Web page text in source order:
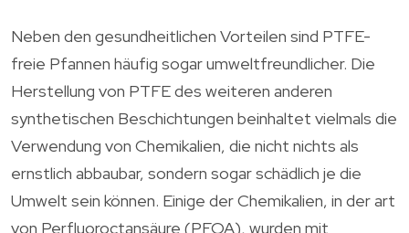
Neben den gesundheitlichen Vorteilen sind PTFE-
freie Pfannen häufig sogar umweltfreundlicher. Die
Herstellung von PTFE des weiteren anderen
synthetischen Beschichtungen beinhaltet vielmals die
Verwendung von Chemikalien, die nicht nichts als
ernstlich abbaubar, sondern sogar schädlich je die
Umwelt sein können. Einige der Chemikalien, in der art
von Perfluoroctansäure (PFOA), wurden mit